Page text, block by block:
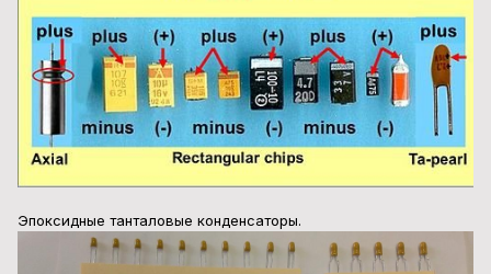
Эпоксидные танталовые конденсаторы.